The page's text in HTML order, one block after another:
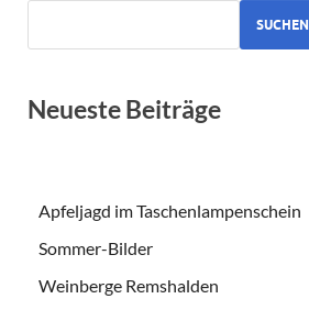
SUCHEN
Neueste Beiträge
Apfeljagd im Taschenlampenschein
Sommer-Bilder
Weinberge Remshalden